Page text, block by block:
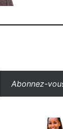
Abonnez-